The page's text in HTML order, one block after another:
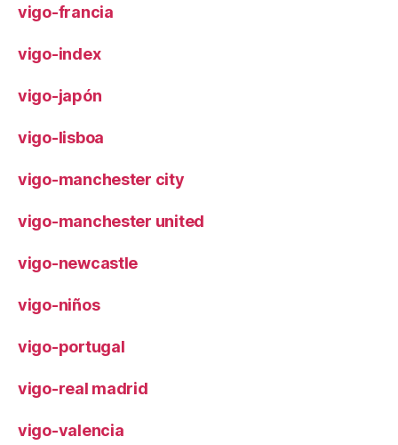
vigo-francia
vigo-index
vigo-japón
vigo-lisboa
vigo-manchester city
vigo-manchester united
vigo-newcastle
vigo-niños
vigo-portugal
vigo-real madrid
vigo-valencia